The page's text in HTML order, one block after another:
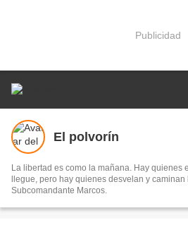
Publicidad
El polvorín
La libertad es como la mañana. Hay quienes
llegue, pero hay quienes desvelan y
Subcomandante Marcos.